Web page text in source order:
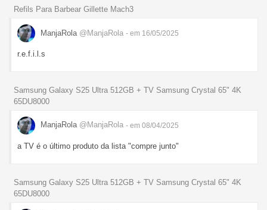
Refils Para Barbear Gillette Mach3
ManjaRola @ManjaRola - em 16/05/2025
r.e.f.i.l.s
Samsung Galaxy S25 Ultra 512GB + TV Samsung Crystal 65" 4K
65DU8000
ManjaRola @ManjaRola - em 08/04/2025
a TV é o último produto da lista "compre junto"
Samsung Galaxy S25 Ultra 512GB + TV Samsung Crystal 65" 4K
65DU8000